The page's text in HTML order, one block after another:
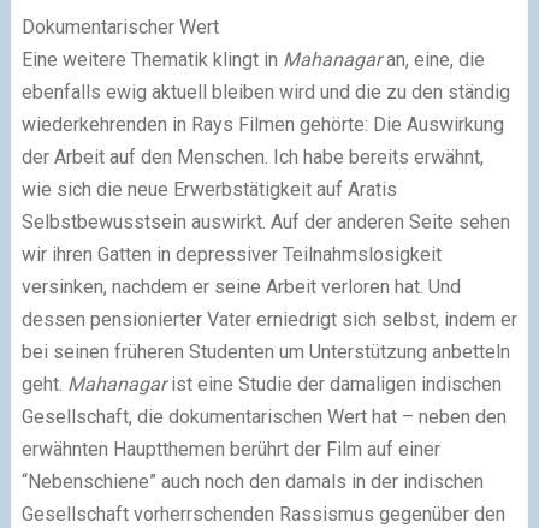
Dokumentarischer Wert
Eine weitere Thematik klingt in Mahanagaran, eine, die
ebenfalls ewig aktuell bleiben wird und die zu den ständig
wiederkehrenden in Rays Filmen gehörte: Die Auswirkung
der Arbeit auf den Menschen. Ich habe bereits erwähnt,
wie sich die neue Erwerbstätigkeit auf Aratis
Selbstbewusstsein auswirkt. Auf der anderen Seite sehen
wir ihren Gatten in depressiver Teilnahmslosigkeit
versinken, nachdem er seine Arbeit verloren hat. Und
dessen pensionierter Vater erniedrigt sich selbst, indem er
bei seinen früheren Studenten um Unterstützung anbetteln
geht. Mahanagarist eine Studie der damaligen indischen
Gesellschaft, die dokumentarischen Wert hat – neben den
erwähnten Hauptthemen berührt der Film auf einer
“Nebenschiene” auch noch den damals in der indischen
Gesellschaft vorherrschenden Rassismus gegenüber den